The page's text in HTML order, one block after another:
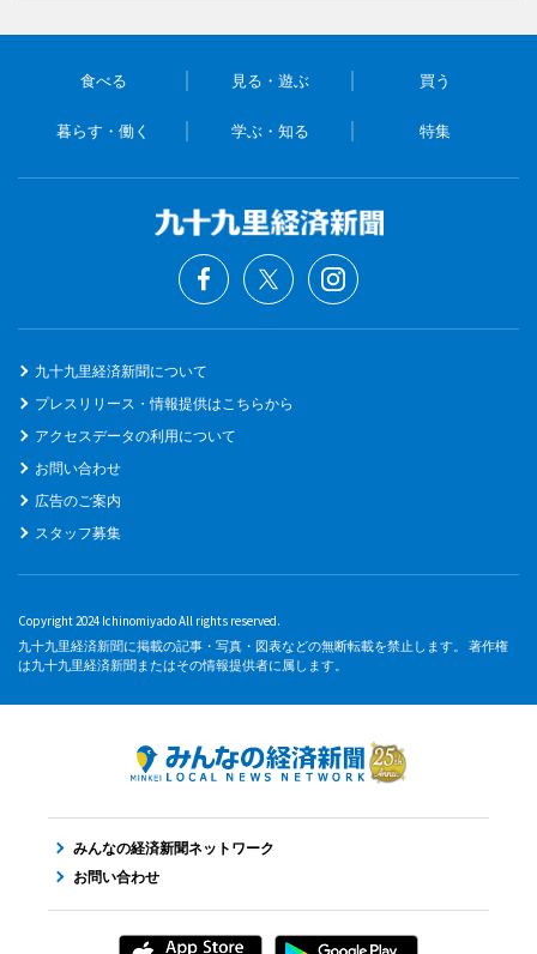
食べる 見る・遊ぶ 買う
暮らす・働く 学ぶ・知る 特集
九十九里経済新聞について
プレスリリース・情報提供はこちらから
アクセスデータの利用について
お問い合わせ
広告のご案内
スタッフ募集
Copyright 2024 Ichinomiyado All rights reserved.
九十九里経済新聞に掲載の記事・写真・図表などの無断転載を禁止します。 著作権
は九十九里経済新聞またはその情報提供者に属します。
みんなの経済新聞ネットワーク
お問い合わせ